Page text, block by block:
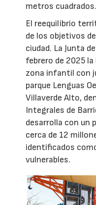
metros cuadrados.
El reequilibrio
de los objetivos
ciudad. La Junta
febrero de 2025
zona infantil con
parque Lenguas
Villaverde Alto,
Integrales de
desarrolla con un
cerca de 12
identificados
vulnerables.